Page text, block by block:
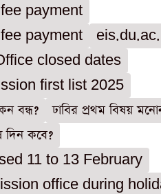
payment
payment
closed dates
first list 2025
বন্ধ?
ঢাবির প্রথম বিষয়
দিন কবে?
11 to 13 February
office during